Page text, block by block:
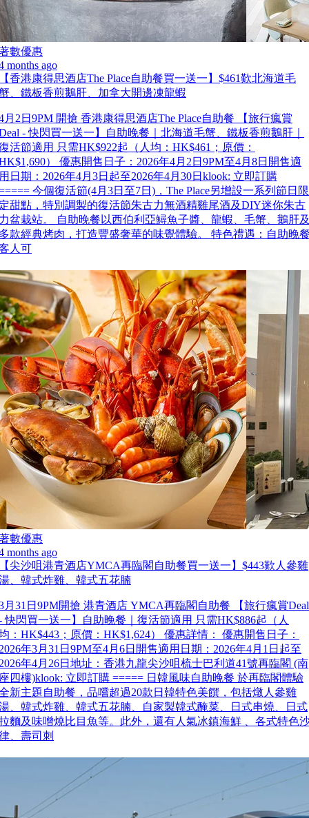
數優惠
months ago
香港康得思酒店The Place自助餐買一送一】$461歎北海道毛
、鐵板香煎鵝肝、加拿大開邊凍龍蝦
月2日9PM 開搶 香港康得思酒店The Place自助餐 【旅行瘋賞
- 快閃買一送一】自助晚餐｜北海道毛蟹、鐵板香煎鵝肝｜
活節適用 只需HK$922起（人均：HK$461；原價：
） 優惠開售日子：2026年4月2日9PM至4月8日開售適
日期：2026年4月3日起至2026年4月30日klook: 立即訂購
今個復活節(4月3日至7日)，The Place另增設一系列節日限
甜點，特別調製的復活節朱古力無酒精雞尾酒及DIY迷你朱古
盆栽站。 自助晚餐以西伯利亞鱘魚子醬、龍蝦、毛蟹、鵝肝
款經典烤肉，打造豐盛奢華的味覺體驗。 特色禮遇：自助晚
人可
數優惠
months ago
尖沙咀港青酒店YMCA再臨閣自助餐買一送一】$443歎人參雞
、韓式炸雞、韓式五花腩
月31日9PM開搶 港青酒店 YMCA再臨閣自助餐 【旅行瘋賞Deal
快閃買一送一】自助晚餐｜復活節適用 只需HK$886起（人
：HK$443；原價：HK$1,624） 優惠詳情： 優惠開售日子：
年3月31日9PM至4月6日開售適用日期：2026年4月1日起至
年4月26日地址：香港九龍尖沙咀梳士巴利道41號再臨閣 (南
四樓)klook: 立即訂購 ===== 日韓風味自助晚餐 於再臨閣體驗
新主題自助餐，品嚐超過20款日韓特色美饌，包括燉人參雞
、韓式炸雞、韓式五花腩、自家製韓式醃菜、日式串燒、日式
麵及味噌燒比目魚等。此外，還有人氣冰鎮海鮮 、各式特色
、壽司刺